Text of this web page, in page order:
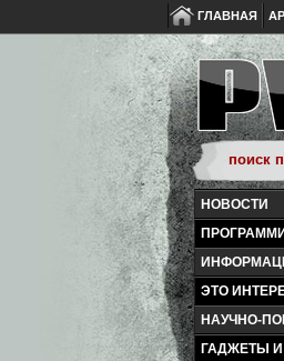
ГЛАВНАЯ
НОВОСТИ
ЭТО
НАУЧНО-
ГАДЖЕТЫ